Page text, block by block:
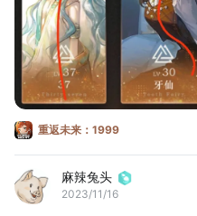
重返未来：1999
麻辣兔头
2023/11/16